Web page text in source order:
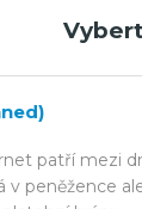
patří mezi
v peněžence